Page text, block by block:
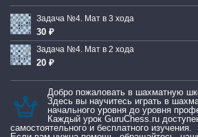
Задача №4. Мат в 3 хода
30 ₽
Задача №4. Мат в 2 хода
20 ₽
Добро пожаловать в шахматную
Здесь вы научитесь играть в
начального уровня до уровня
Каждый урок GuruChess.ru
самостоятельного и бесплатного изучения.